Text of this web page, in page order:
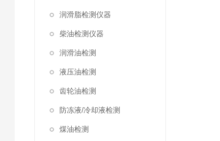
润滑脂检测仪器
柴油检测仪器
润滑油检测
液压油检测
齿轮油检测
防冻液/冷却液检测
煤油检测